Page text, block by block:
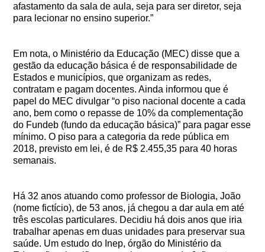
afastamento da sala de aula, seja para ser diretor, seja
para lecionar no ensino superior.”
Em nota, o Ministério da Educação (MEC) disse que a
gestão da educação básica é de responsabilidade de
Estados e municípios, que organizam as redes,
contratam e pagam docentes. Ainda informou que é
papel do MEC divulgar “o piso nacional docente a cada
ano, bem como o repasse de 10% da complementação
do Fundeb (fundo da educação básica)” para pagar esse
mínimo. O piso para a categoria da rede pública em
2018, previsto em lei, é de R$ 2.455,35 para 40 horas
semanais.
Há 32 anos atuando como professor de Biologia, João
(nome fictício), de 53 anos, já chegou a dar aula em até
três escolas particulares. Decidiu há dois anos que iria
trabalhar apenas em duas unidades para preservar sua
saúde. Um estudo do Inep, órgão do Ministério da